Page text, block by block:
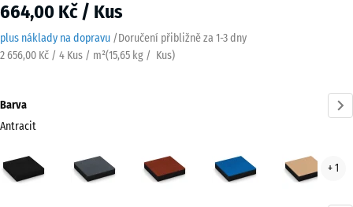
664,00 Kč / Kus
plus náklady na dopravu /Doručení přibližně za 1-3 dny
2 656,00 Kč / 4 Kus / m²(15,65 kg / Kus)
Barva
Antracit
(active)
Břidlicová
červená
modrá
+ 1